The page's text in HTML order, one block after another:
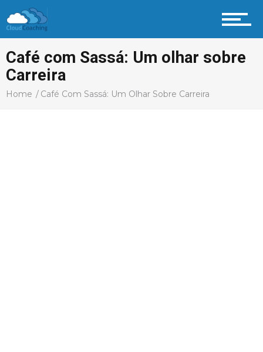
Café com Sassá: Um olhar sobre
Carreira
Home Café Com Sassá: Um Olhar Sobre Carreira